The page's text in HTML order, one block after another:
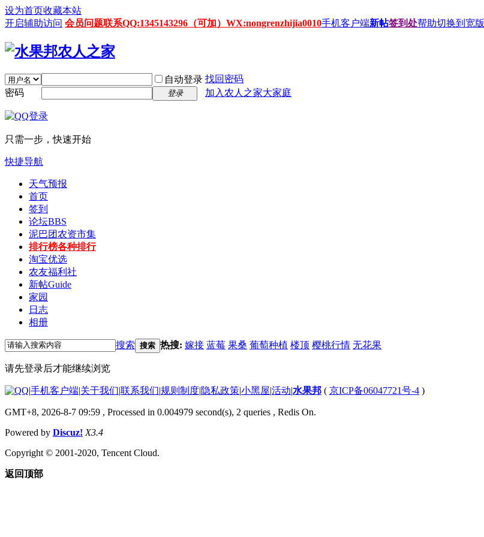
设为首页收藏本站
开启辅助访问 会员问题联系QQ:1345143296（可加）WX:nongrenzhijia0010手机客户端新帖签到处帮助切换到宽版
自动登录 找回密码
密码
登录 加入农人之家大家庭
只需一步，快速开始
快捷导航
天气预报
首页
签到
论坛BBS
泥巴团农资市集
排行榜各种排行
淘宝优选
农友福利社
新帖Guide
家园
日志
相册
搜索 搜索 热搜: 嫁接 蓝莓 果桑 葡萄种植 楼顶 樱桃行情 无花果
请先登录后才能继续浏览
|手机客户端|关于我们|联系我们|规则制度|隐私政策|小黑屋|活动|水果邦 ( 京ICP备06047721号-4 )
GMT+8, 2026-8-7 09:59 , Processed in 0.004979 second(s), 2 queries , Redis On.
Powered by Discuz! X3.4
Copyright © 2001-2020, Tencent Cloud.
返回顶部